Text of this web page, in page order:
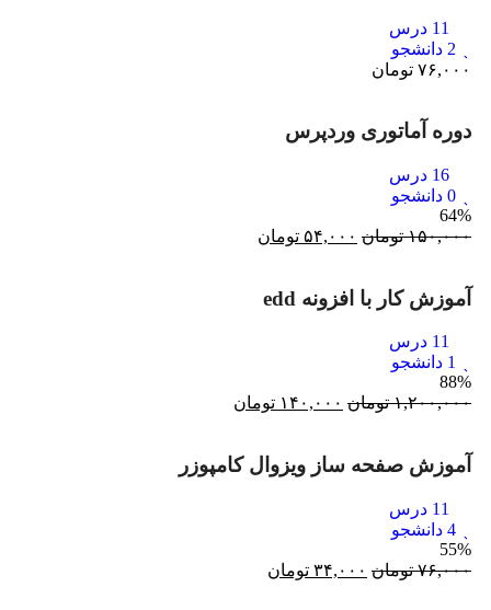
۷۶,۰۰۰ تومان
دوره آماتوری وردپرس
64%
۱۵۰,۰۰۰ تومان ۵۴,۰۰۰ تومان
آموزش کار با افزونه edd
88%
۱,۲۰۰,۰۰۰ تومان ۱۴۰,۰۰۰ تومان
آموزش صفحه ساز ویزوال کامپوزر
55%
۷۶,۰۰۰ تومان ۳۴,۰۰۰ تومان